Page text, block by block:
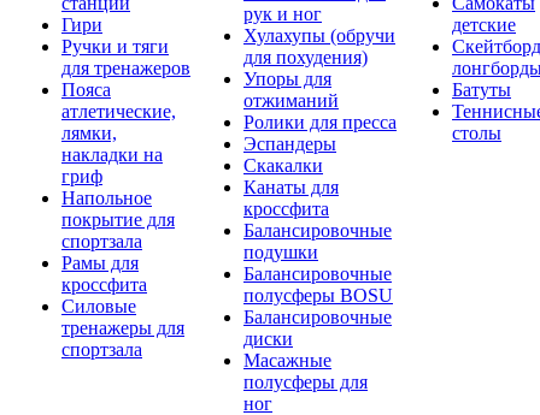
Гири
Ручки и тяги
для тренажеров
Пояса
атлетические,
лямки,
накладки на
гриф
Напольное
покрытие для
спортзала
Рамы для
кроссфита
Силовые
тренажеры для
спортзала
рук и ног
Хулахупы (обручи
для похудения)
Упоры для
отжиманий
Ролики для пресса
Эспандеры
Скакалки
Канаты для
кроссфита
Балансировочные
подушки
Балансировочные
полусферы BOSU
Балансировочные
диски
Масажные
полусферы для
ног
детские
Батуты
столы